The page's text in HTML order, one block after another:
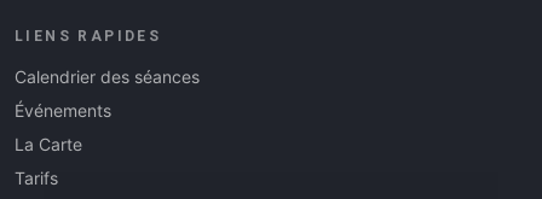
LIENS RAPIDES
Calendrier des séances
Événements
La Carte
Tarifs